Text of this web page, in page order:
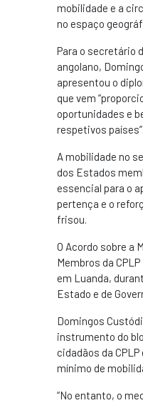
mobilidade e a
no espaço
Para o secretário
angolano,
apresentou o
que vem
oportunidades e
respetivos países”.
A mobilidade no
dos Estados
essencial para o
pertença e o
frisou.
O Acordo sobre a
Membros da
em Luanda,
Estado e de
Domingos
instrumento do
cidadãos da
mínimo de
“No entanto, o